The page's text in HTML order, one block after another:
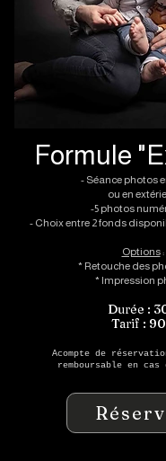
Formule
- Séance photos
ou en
-5 photos
- Choix entre 2 fonds
Options:
* Retouche des
* Impression
Durée :
Tarif :
Acompte de
remboursable en